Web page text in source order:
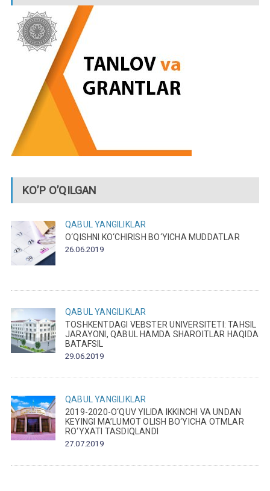
KO’P O’QILGAN
QABUL YANGILIKLAR
O‘QISHNI KO‘CHIRISH BO‘YICHA MUDDATLAR
26.06.2019
QABUL YANGILIKLAR
TOSHKENTDAGI VEBSTER UNIVERSITETI: TAHSIL
JARAYONI, QABUL HAMDA SHAROITLAR HAQIDA
BATAFSIL
29.06.2019
QABUL YANGILIKLAR
2019-2020-O‘QUV YILIDA IKKINCHI VA UNDAN
KEYINGI MA’LUMOT OLISH BO‘YICHA OTMLAR
RO‘YXATI TASDIQLANDI
27.07.2019